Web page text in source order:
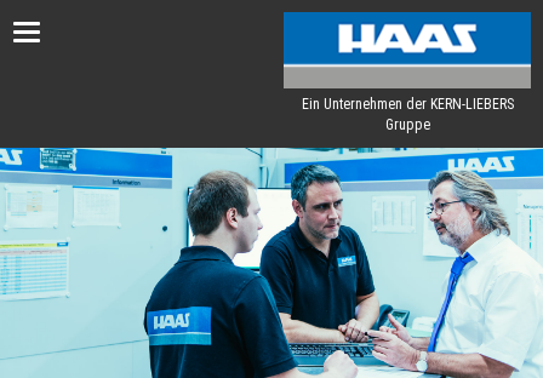
Toggle
Ein Unternehmen der KERN-LIEBERS
Gruppe